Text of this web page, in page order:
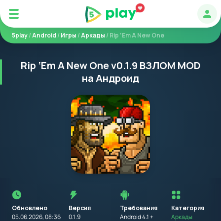
5play/Android /Игры /Аркады / Rip ‘Em A New One
Rip ‘Em A New One v0.1.9 ВЗЛОМ MOD
на Андроид
Обновлено
05.06.2026, 08:36
Версия
0.1.9
Требования
Android 4.1 +
установкой
приложения
на
устройство
Категория
Аркады